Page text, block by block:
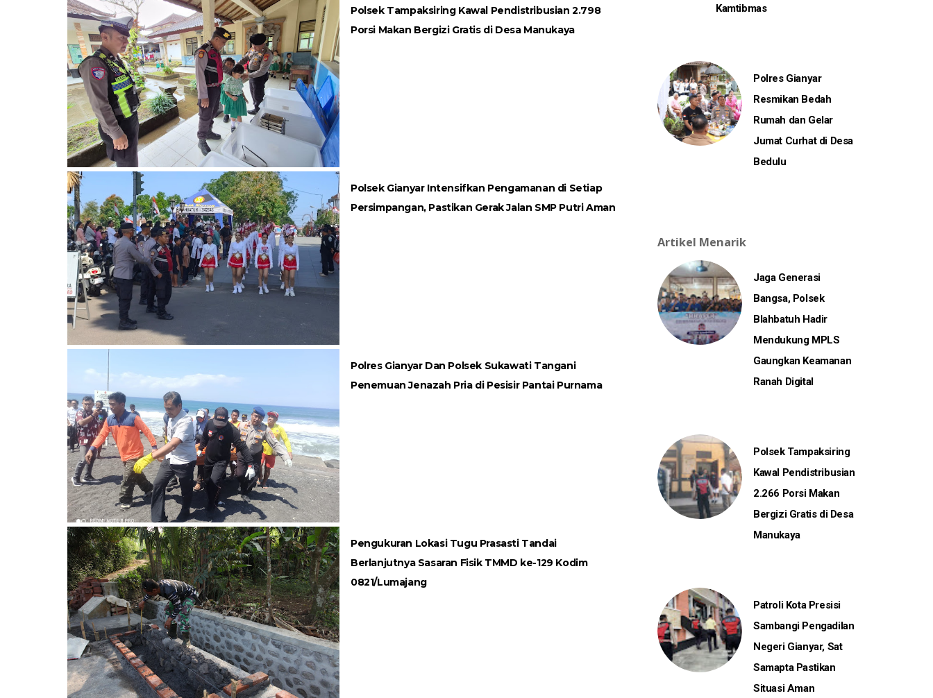
Polsek Tampaksiring Kawal Pendistribusian 2.798
Porsi Makan Bergizi Gratis di Desa Manukaya
Polsek Gianyar Intensifkan Pengamanan di Setiap
Persimpangan, Pastikan Gerak Jalan SMP Putri Aman
Polres Gianyar Dan Polsek Sukawati Tangani
Penemuan Jenazah Pria di Pesisir Pantai Purnama
Pengukuran Lokasi Tugu Prasasti Tandai
Berlanjutnya Sasaran Fisik TMMD ke-129 Kodim
0821/Lumajang
Kamtibmas
Polres Gianyar
Resmikan Bedah
Rumah dan Gelar
Jumat Curhat di Desa
Bedulu
Artikel Menarik
Jaga Generasi
Bangsa, Polsek
Blahbatuh Hadir
Mendukung MPLS
Gaungkan Keamanan
Ranah Digital
Polsek Tampaksiring
Kawal Pendistribusian
2.266 Porsi Makan
Bergizi Gratis di Desa
Manukaya
Patroli Kota Presisi
Sambangi Pengadilan
Negeri Gianyar, Sat
Samapta Pastikan
Situasi Aman